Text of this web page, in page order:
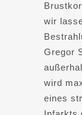
wir
Gregor
wird
eines